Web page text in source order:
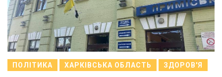
ПОЛІТИКА ХАРКІВСЬКА ОБЛАСТЬ ЗДОРОВ'Я